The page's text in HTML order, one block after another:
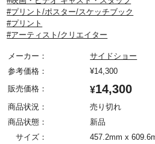
#プリント/ポスター/スケッチブック
#プリント
#アーティスト/クリエイター
メーカー：
サイドショー
参考価格：
¥14,300
販売価格：
¥14,300
商品状況：
売り切れ
商品状態：
新品
サイズ：
457.2mm x